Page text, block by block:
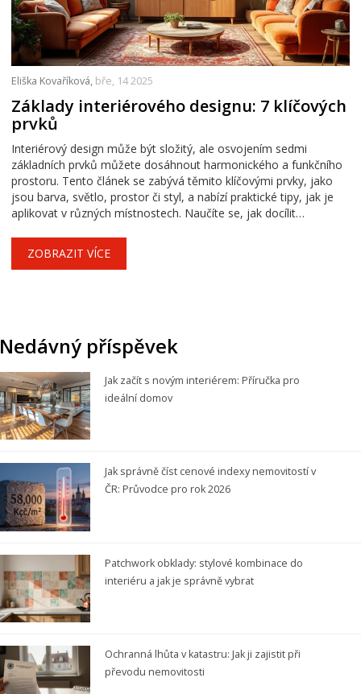
Eliška Kovaříková, bře, 14 2025
Základy interiérového designu: 7 klíčových
prvků
Interiérový design může být složitý, ale osvojením sedmi
základních prvků můžete dosáhnout harmonického a funkčního
prostoru. Tento článek se zabývá těmito klíčovými prvky, jako
jsou barva, světlo, prostor či styl, a nabízí praktické tipy, jak je
aplikovat v různých místnostech. Naučíte se, jak docílit
barvy. Vytvořte si prostředí, které nejenom splňuje vaše
estetické představy, ale je také praktické a pohodlné.
ZOBRAZIT VÍCE
Nedávný příspěvek
Jak začít s novým interiérem: Příručka pro
ideální domov
Jak správně číst cenové indexy nemovitostí v
ČR: Průvodce pro rok 2026
Patchwork obklady: stylové kombinace do
interiéru a jak je správně vybrat
Ochranná lhůta v katastru: Jak ji zajistit při
převodu nemovitosti